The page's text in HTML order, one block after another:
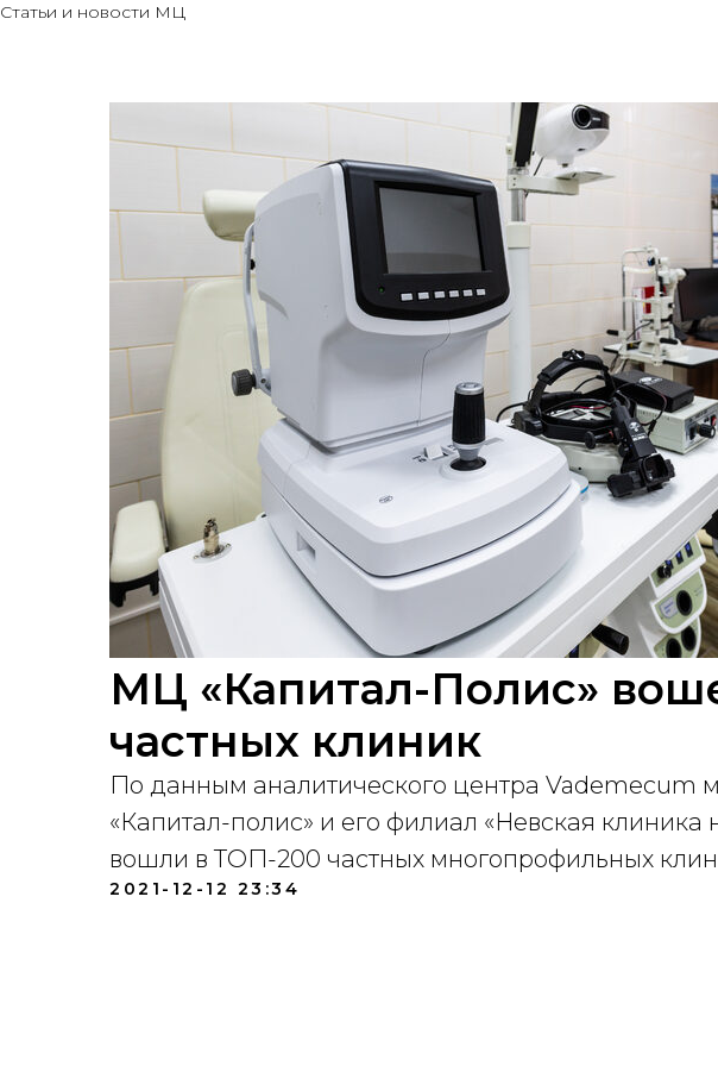
Статьи и новости МЦ
МЦ «Капитал-Полис»
частных клиник
По данным аналитического центра Vademecum
«Капитал-полис» и его филиал «Невская клиника
вошли в ТОП-200 частных многопрофильных
2021-12-12 23:34